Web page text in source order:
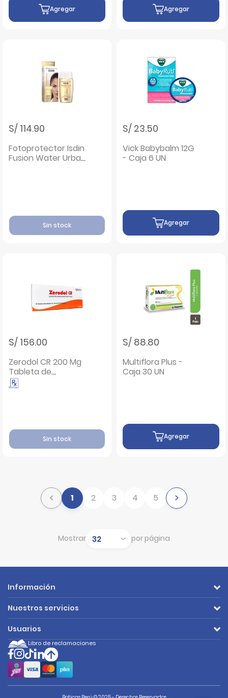
Agregar Agregar
S/ 114.90
Fotoprotector Isdin
Fusion Water Urban
Sin stock
S/ 23.50
Vick Babybalm 12G
- Caja 6 UN
Agregar
S/ 156.00
Zerodol CR 200 Mg
Tableta de
Liberación
Controlada - Caja
Sin stock
S/ 88.80
Multiflora Plus -
Caja 30 UN
Agregar
< 1 2 3 4 5 >
Mostrar Mostrarpor página
Información
Nuestros servicios
Usuarios
Libro de reclamaciones